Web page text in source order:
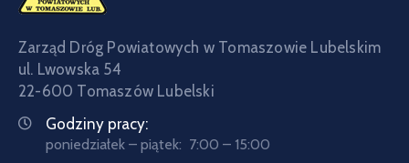
Zarząd Dróg Powiatowych w Tomaszowie Lubelskim
ul. Lwowska 54
22-600 Tomaszów Lubelski
Godziny pracy:
poniedziałek – piątek: 7:00 – 15:00